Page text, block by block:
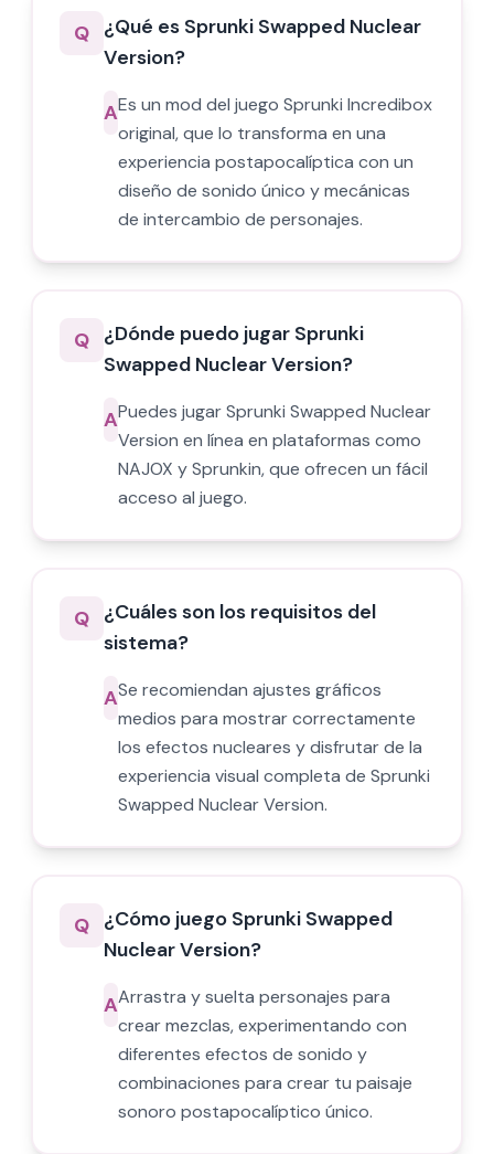
Q ¿Qué es Sprunki Swapped Nuclear
Version?
AEs un mod del juego Sprunki Incredibox
original, que lo transforma en una
experiencia postapocalíptica con un
diseño de sonido único y mecánicas
de intercambio de personajes.
Q ¿Dónde puedo jugar Sprunki
Swapped Nuclear Version?
APuedes jugar Sprunki Swapped Nuclear
Version en línea en plataformas como
NAJOX y Sprunkin, que ofrecen un fácil
acceso al juego.
Q ¿Cuáles son los requisitos del
sistema?
ASe recomiendan ajustes gráficos
medios para mostrar correctamente
los efectos nucleares y disfrutar de la
experiencia visual completa de Sprunki
Swapped Nuclear Version.
Q ¿Cómo juego Sprunki Swapped
Nuclear Version?
AArrastra y suelta personajes para
crear mezclas, experimentando con
diferentes efectos de sonido y
combinaciones para crear tu paisaje
sonoro postapocalíptico único.